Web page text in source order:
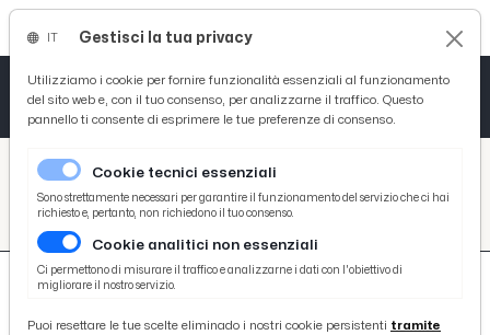
/ Picenotime
/ search
/
Gestisci la tua privacy
Utilizziamo i cookie per fornire funzionalità essenziali al funzionamento
del sito web e, con il tuo consenso, per analizzarne il traffico. Questo
pannello ti consente di esprimere le tue preferenze di consenso.
Cookie tecnici essenziali
Sono strettamente necessari per garantire il funzionamento del servizio che ci hai
richiesto e, pertanto, non richiedono il tuo consenso.
Cookie analitici non essenziali
Ci permettono di misurare il traffico e analizzarne i dati con l'obiettivo di
migliorare il nostro servizio.
Puoi resettare le tue scelte eliminado i nostri cookie persistenti tramite
Tutto News
Tutto Sport
Basket
Ciclismo
Tutto Curiosità